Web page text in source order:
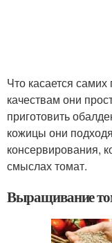
Что касается
качествам они
приготовить
кожицы они
консервирования,
смыслах томат.
Выращивание